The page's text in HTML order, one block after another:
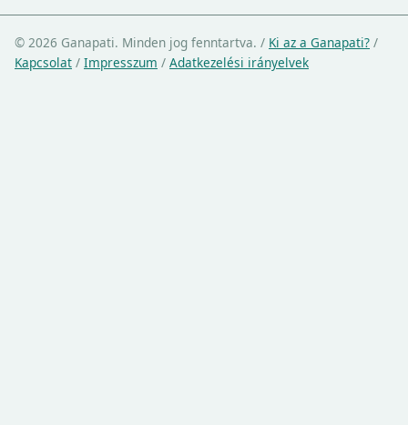
© 2026 Ganapati. Minden jog fenntartva. / Ki az a Ganapati? /
Kapcsolat / Impresszum / Adatkezelési irányelvek